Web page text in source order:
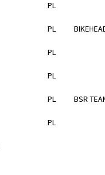
PL
PL
PL
PL
PL BSR
PL